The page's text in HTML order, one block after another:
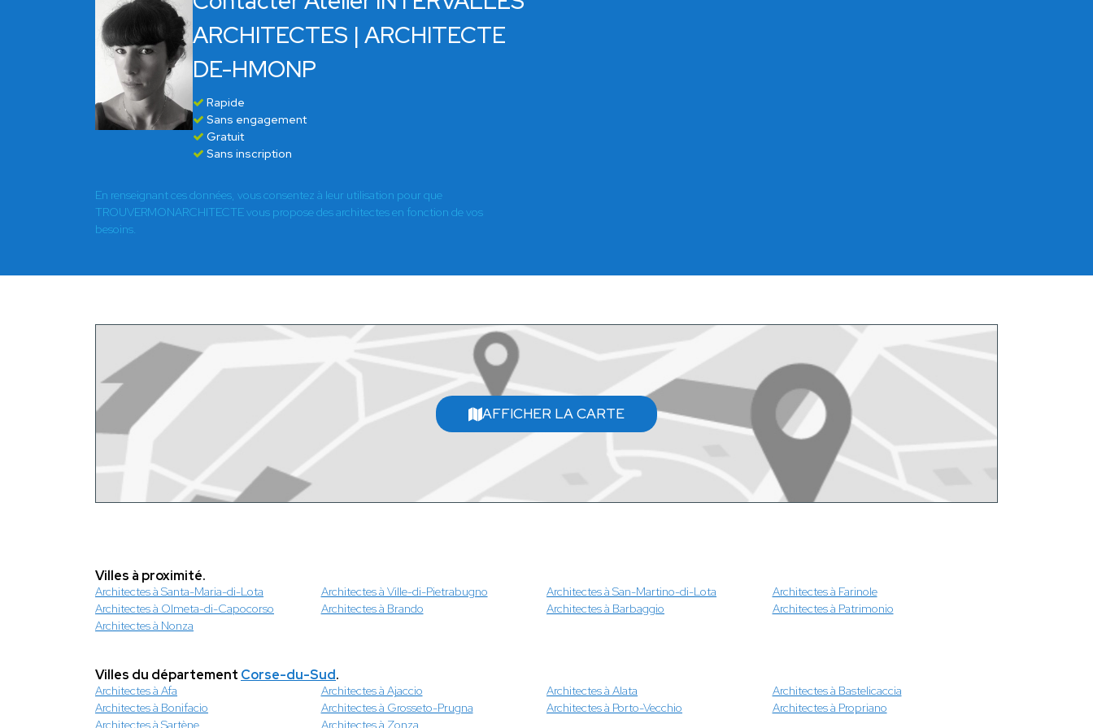
ARCHITECTES | ARCHITECTE
DE-HMONP
Rapide
Sans engagement
Gratuit
Sans inscription
En renseignant ces données, vous consentez à leur utilisation pour que
TROUVERMONARCHITECTE vous propose des architectes en fonction de vos
besoins.
AFFICHER LA CARTE
Villes à proximité.
Architectes à Santa-Maria-di-Lota Architectes à Ville-di-Pietrabugno Architectes à San-Martino-di-Lota
Architectes à Farinole
Architectes à Olmeta-di-Capocorso
Architectes à Brando Architectes à Barbaggio
Architectes à Patrimonio
Architectes à Nonza
Villes du département Corse-du-Sud.
Architectes à Afa Architectes à Ajaccio Architectes à Alata
Architectes à Bastelicaccia
Architectes à Bonifacio
Architectes à Grosseto-Prugna Architectes à Porto-Vecchio
Architectes à Propriano
Architectes à Sartène
Architectes à Zonza